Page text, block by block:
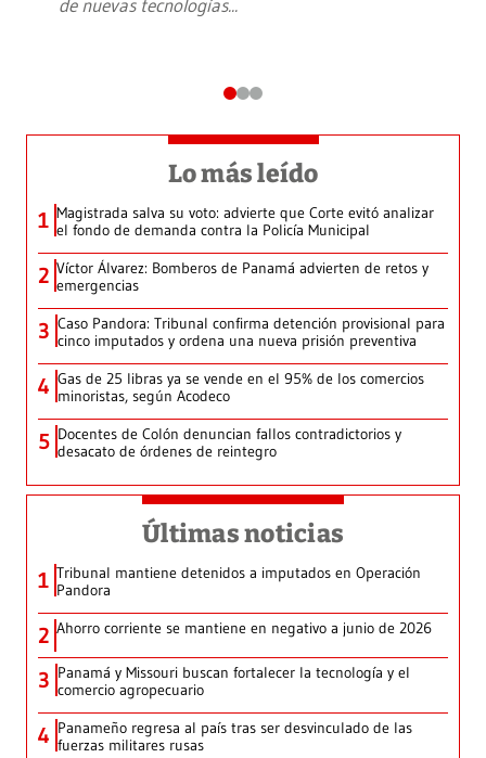
de nuevas tecnologías...
Lo más leído
1 Magistrada salva su voto: advierte que Corte evitó analizar
el fondo de demanda contra la Policía Municipal
2 Víctor Álvarez: Bomberos de Panamá advierten de retos y
emergencias
3 Caso Pandora: Tribunal confirma detención provisional para
cinco imputados y ordena una nueva prisión preventiva
4 Gas de 25 libras ya se vende en el 95% de los comercios
minoristas, según Acodeco
5 Docentes de Colón denuncian fallos contradictorios y
desacato de órdenes de reintegro
Últimas noticias
1 Tribunal mantiene detenidos a imputados en Operación
Pandora
2 Ahorro corriente se mantiene en negativo a junio de 2026
3 Panamá y Missouri buscan fortalecer la tecnología y el
comercio agropecuario
4 Panameño regresa al país tras ser desvinculado de las
fuerzas militares rusas